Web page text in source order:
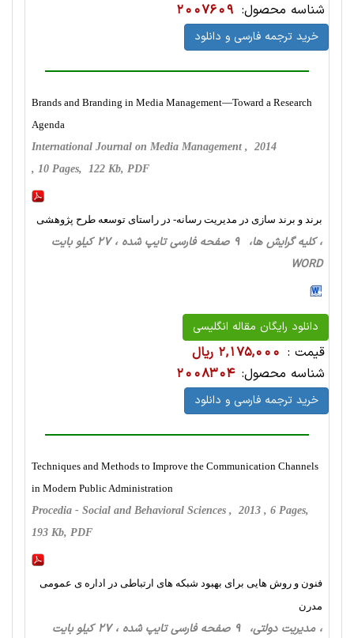
شناسه محصول: 2007609
خرید ترجمه فارسی و دانلود
Brands and Branding in Media Management—Toward a Research
Agenda
International Journal on Media Management , 2014
, 10 Pages, 122 Kb, PDF
برند و برند سازی در مدیریت رسانه- در راستای توسعه طرح پژوهشی
، کلیه گرایش ها، 9 صفحه فارسی تایپ شده ، 27 کیلو بایت
WORD
دانلود رایگان مقاله انگلیسی
قیمت : 2,175,000 ریال
شناسه محصول: 2008304
خرید ترجمه فارسی و دانلود
Techniques and Methods to Improve the Communication Channels
in Modern Public Administration
Procedia - Social and Behavioral Sciences , 2013 , 6 Pages,
193 Kb, PDF
فنون و روش هایی برای بهبود شبکه های ارتباطی در اداره ی عمومی
مدرن
، مدیریت دولتی، 9 صفحه فارسی تایپ شده ، 27 کیلو بایت